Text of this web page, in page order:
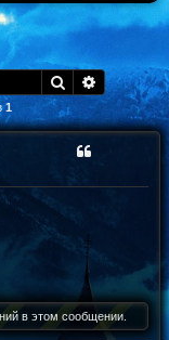
Поиск
1
в этом сообщении.